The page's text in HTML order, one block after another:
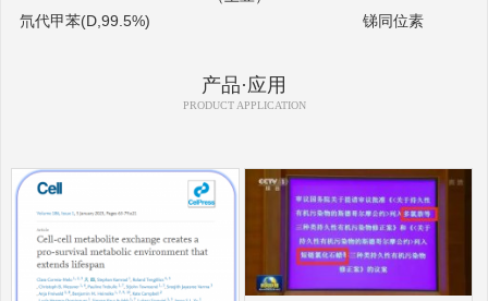
氘代甲苯(D,99.5%)
锑同位素
产品·应用
PRODUCT APPLICATION